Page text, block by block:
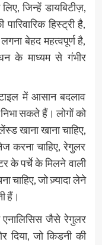
जिन्हें डायबिटीज़,
हिस्ट्री है,
बेहद महत्वपूर्ण है,
के माध्यम से गंभीर
में आसान बदलाव
सकते हैं। लोगों को
खाना खाना चाहिए,
करना चाहिए, रेगुलर
के पर्चे के मिलने वाली
चाहिए, जो ज़्यादा लेने
हैं।
एनालिसिस जैसे रेगुलर
दिया, जो किडनी की